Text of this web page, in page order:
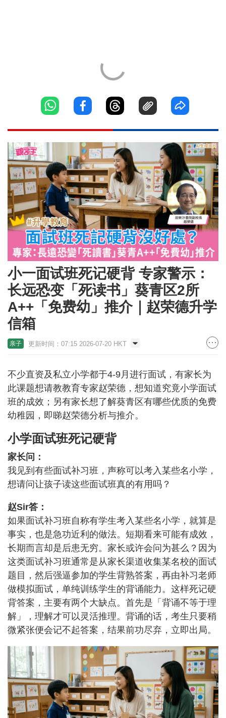
小一面试班死记硬背 专家警示：
长远恐变「死读书」葵青区2所
A++「免费幼」推介｜赵荣德升学
信箱
亲子 更新时间：07:15 2026-07-20 HKT
不少直资及私立小学都于4-9月进行面试，有家长为
此课题想请教教育专家赵荣德，想知道究竟小学面试
班的成效；另有家长想了解葵青区有哪些优质的免费
幼稚园，即睇赵荣德分析与推介。
小学面试班死记硬背
家长问：
我见到有些面试补习班，声称可以考入某些名小学，
想请问让孩子读这些面试班真的有用吗？
赵Sir答：
如果面试补习班自称有学生考入某些名小学，就算是
事实，也是急功近利的做法。短期看来可能有成效，
长期而言却是后患无穷。家长或许会问为甚么？因为
这类面试补习班通常是从家长渠道收集某名校的面试
题目，然后强逼参加的学生背熟答案，再由补习老师
做模拟面试，单纯训练学生的背诵能力。这样死记硬
背答案，主要有两个大缺点。首先是「背诵不等于理
解」，理解才可以灵活推理。背诵的话，考生只要稍
微紧张便会记不起答案，结果前功尽弃，立即出局。